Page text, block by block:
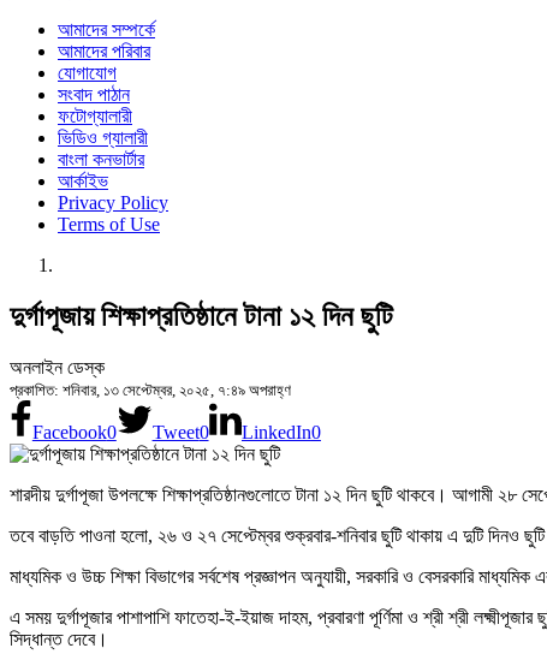
আমাদের সম্পর্কে
আমাদের পরিবার
যোগাযোগ
সংবাদ পাঠান
ফটোগ্যালারী
ভিডিও গ্যালারী
বাংলা কনভার্টার
আর্কাইভ
Privacy Policy
Terms of Use
দুর্গাপূজায় শিক্ষাপ্রতিষ্ঠানে টানা ১২ দিন ছুটি
অনলাইন ডেস্ক
প্রকাশিত: শনিবার, ১৩ সেপ্টেম্বর, ২০২৫, ৭:৪৯ অপরাহ্ণ
Facebook0 Tweet0 LinkedIn0
শারদীয় দুর্গাপূজা উপলক্ষে শিক্ষাপ্রতিষ্ঠানগুলোতে টানা ১২ দিন ছুটি থাকবে। আগামী
তবে বাড়তি পাওনা হলো, ২৬ ও ২৭ সেপ্টেম্বর শুক্রবার-শনিবার ছুটি থাকায় এ দুটি দিনও ছুটি
মাধ্যমিক ও উচ্চ শিক্ষা বিভাগের সর্বশেষ প্রজ্ঞাপন অনুযায়ী, সরকারি ও বেসরকারি
এ সময় দুর্গাপূজার পাশাপাশি ফাতেহা-ই-ইয়াজ দাহম, প্রবারণা পূর্ণিমা ও শ্রী শ্রী
সিদ্ধান্ত দেবে।